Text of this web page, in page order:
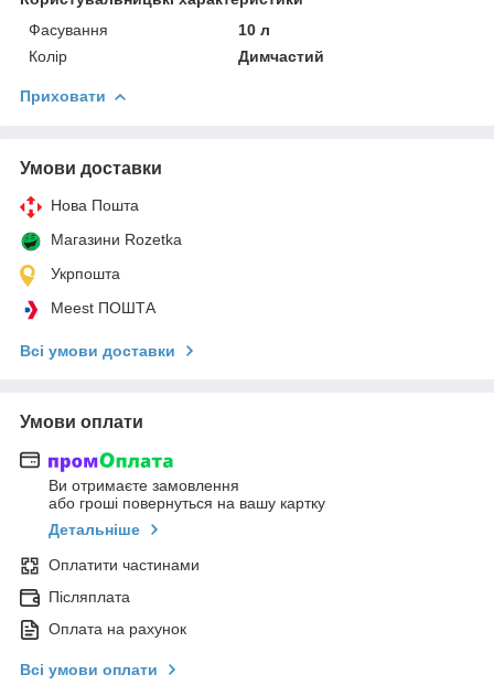
Фасування
10 л
Колір
Димчастий
Приховати
Умови доставки
Нова Пошта
Магазини Rozetka
Укрпошта
Meest ПОШТА
Всі умови доставки
Умови оплати
Ви отримаєте замовлення
або гроші повернуться на вашу картку
Детальніше
Оплатити частинами
Післяплата
Оплата на рахунок
Всі умови оплати